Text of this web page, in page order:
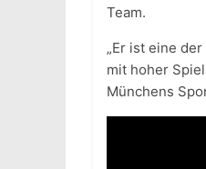
Team.
„Er ist eine
mit hoher
Münchens